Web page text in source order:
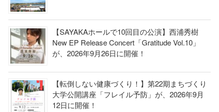
【SAYAKAホールで10回目の公演】西浦秀樹
New EP Release Concert「Gratitude Vol.10」
が、2026年9月26日に開催！
【転倒しない健康づくり！】第22期まちづくり
大学公開講座「フレイル予防」が、2026年9月
12日に開催！